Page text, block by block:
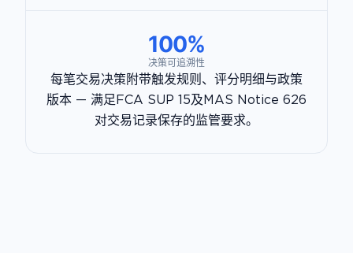
100%
决策可追溯性
每笔交易决策附带触发规则、评分明细与政策
版本 — 满足FCA SUP 15及MAS Notice 626
对交易记录保存的监管要求。